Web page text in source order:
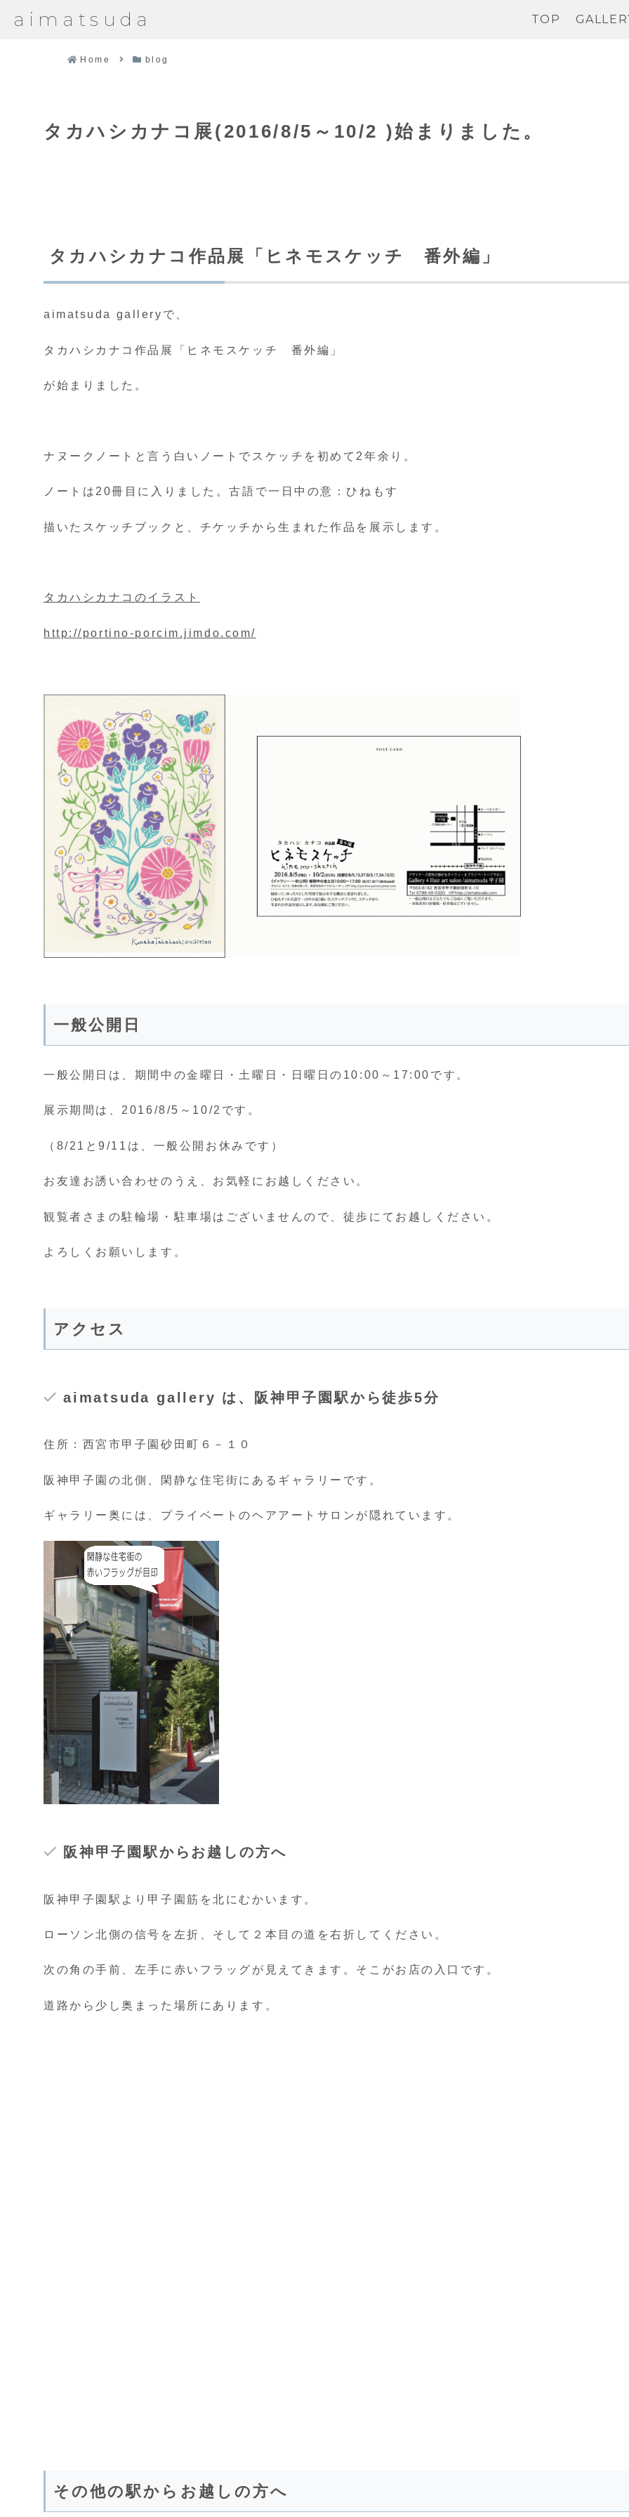
aimatsuda TOP
Home blog
タカハシカナコ展(2016/8/5～10/2 )始まりました。
タカハシカナコ作品展「ヒネモスケッチ 番外編」
aimatsuda galleryで、
タカハシカナコ作品展「ヒネモスケッチ 番外編」
が始まりました。
ナヌークノートと言う白いノートでスケッチを初めて2年余り。
ノートは20冊目に入りました。古語で一日中の意：ひねもす
描いたスケッチブックと、チケッチから生まれた作品を展示します。
タカハシカナコのイラスト
http://portino-porcim.jimdo.com/
一般公開日
一般公開日は、 期間中の金曜日・土曜日・日曜日の10:00～17:00です。
展示期間は、2016/8/5～10/2です。
（8/21と9/11は、一般公開お休みです）
お友達お誘い合わせのうえ、お気軽にお越しください。
観覧者さまの駐輪場・駐車場はございませんので、徒歩にてお越しください。
よろしくお願いします。
アクセス
aimatsuda gallery は、阪神甲子園駅から徒歩5分
住所：西宮市甲子園砂田町６－１０
阪神甲子園の北側、閑静な住宅街にあるギャラリーです。
ギャラリー奥には、プライベートのヘアアートサロンが隠れています。
阪神甲子園駅からお越しの方へ
阪神甲子園駅より甲子園筋を北にむかいます。
ローソン北側の信号を左折、そして２本目の道を右折してください。
次の角の手前、左手に赤いフラッグが見えてきます。そこがお店の入口です。
道路から少し奥まった場所にあります。
その他の駅からお越しの方へ